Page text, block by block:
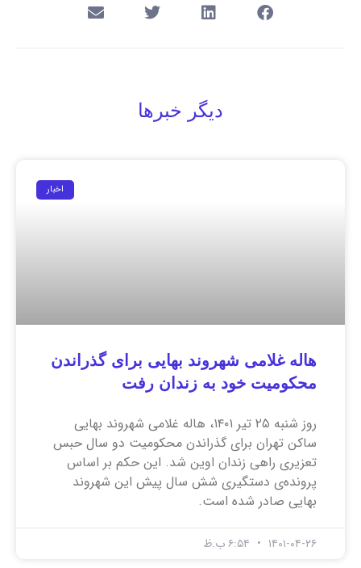
دیگر خبرها
اخبار
هاله غلامی شهروند بهایی برای گذراندن
محکومیت خود به زندان رفت
روز شنبه ۲۵ تیر ۱۴۰۱، هاله غلامی شهروند بهایی
ساکن تهران برای گذراندن محکومیت دو سال حبس
تعزیری راهی زندان اوین شد. این حکم بر اساس
پرونده‌ی دستگیری شش سال پیش این شهروند
بهایی صادر شده است.
۱۴۰۱-۰۴-۲۶